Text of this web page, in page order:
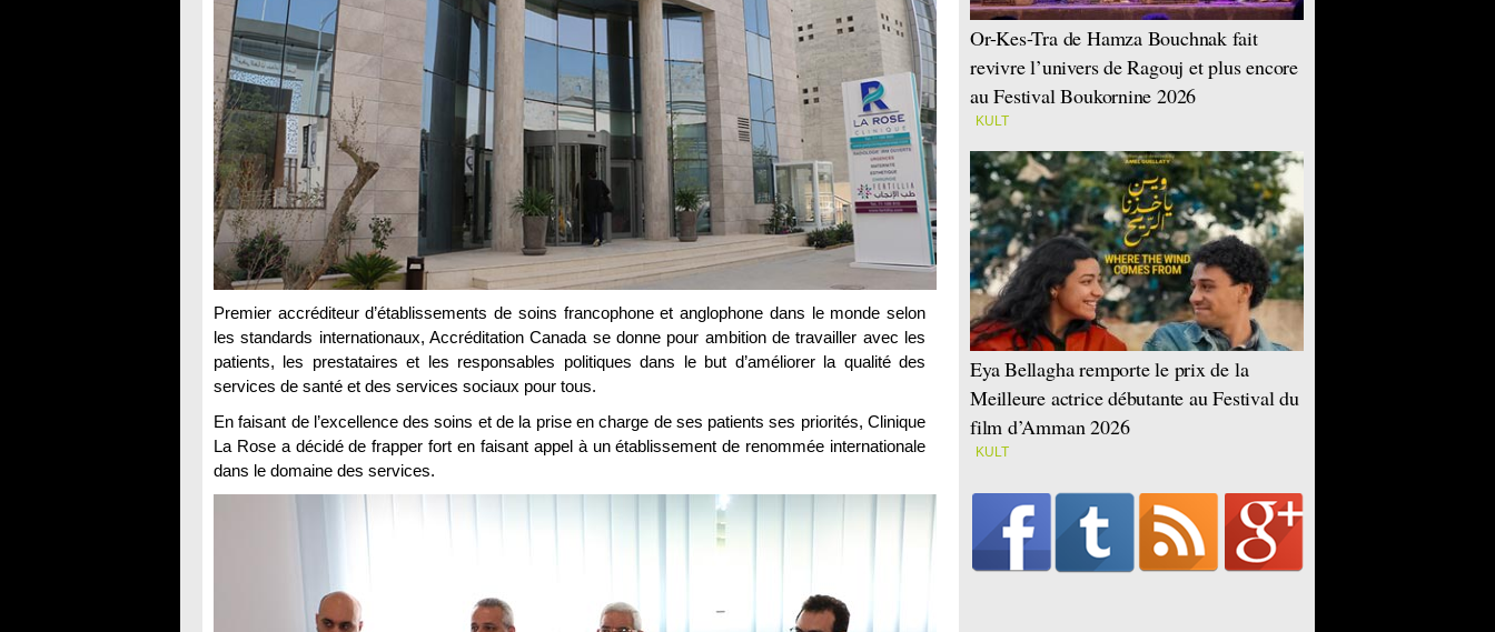
Premier accréditeur d’établissements de soins francophone et anglophone dans le monde selon
les standards internationaux, Accréditation Canada se donne pour ambition de travailler avec les
patients, les prestataires et les responsables politiques dans le but d’améliorer la qualité des
services de santé et des services sociaux pour tous.
En faisant de l’excellence des soins et de la prise en charge de ses patients ses priorités, Clinique
La Rose a décidé de frapper fort en faisant appel à un établissement de renommée internationale
dans le domaine des services.
Or-Kes-Tra de Hamza Bouchnak fait
revivre l’univers de Ragouj et plus encore
au Festival Boukornine 2026
KULT
Eya Bellagha remporte le prix de la
Meilleure actrice débutante au Festival du
film d’Amman 2026
KULT